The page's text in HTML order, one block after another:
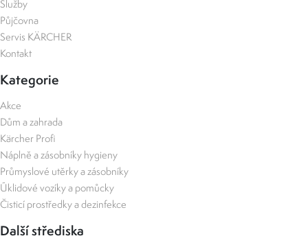
Služby
Půjčovna
Servis KÄRCHER
Kontakt
Kategorie
Akce
Dům a zahrada
Kärcher Profi
Náplně a zásobníky hygieny
Průmyslové utěrky a zásobníky
Úklidové vozíky a pomůcky
Čisticí prostředky a dezinfekce
Další střediska